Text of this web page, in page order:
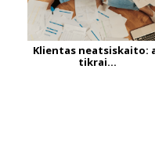
Klientas neatsiskaito:
tikrai...